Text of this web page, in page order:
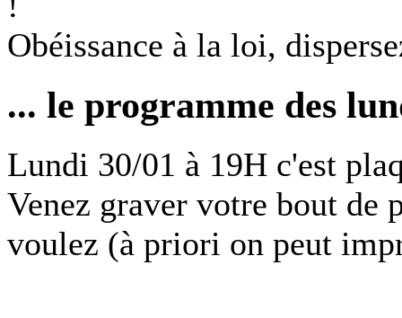
Obéissance à la loi,
... le programme des
Lundi 30/01 à 19H c'est
Venez graver votre bout de
voulez (à priori on peut